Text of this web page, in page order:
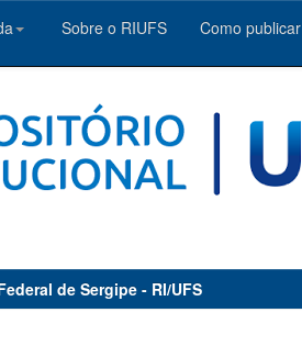
Sobre o RIUFS Como publicar
de Sergipe - RI/UFS